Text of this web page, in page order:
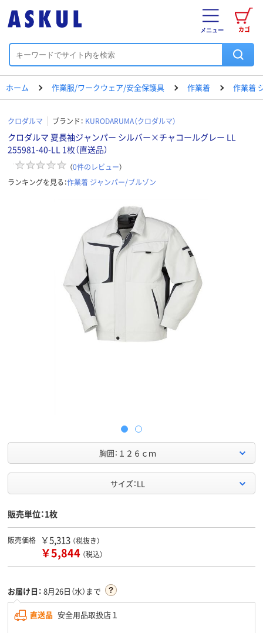
カゴ
メニュー
ホーム 作業服/ワークウェア/安全保護具 作業着 作業着
クロダルマ ブランド： KURODARUMA（クロダルマ）
クロダルマ 夏長袖ジャンパー シルバー×チャコールグレー LL
255981-40-LL 1枚（直送品）
（0件のレビュー）
ランキングを見る：作業着 ジャンパー/ブルゾン
胸囲：１２６ｃｍ
サイズ：LL
販売単位：1枚
販売価格 ￥5,313 （税抜き）
￥5,844 （税込）
お届け日： 8月26日（水）まで
直送品 安全用品取扱店１